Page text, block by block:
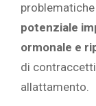
potenziale
ormonale e
di
allattamento.